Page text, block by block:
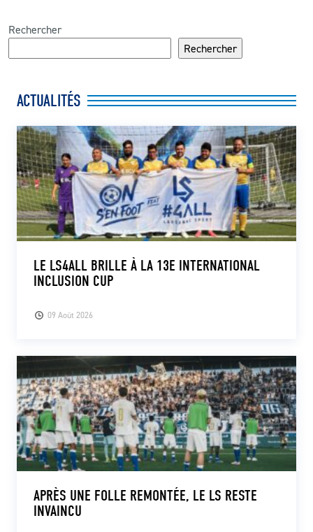
Rechercher
Rechercher
ACTUALITÉS
09 Août 2026
LE LS4ALL BRILLE À LA 13E INTERNATIONAL
INCLUSION CUP
APRÈS UNE FOLLE REMONTÉE, LE LS RESTE
INVAINCU